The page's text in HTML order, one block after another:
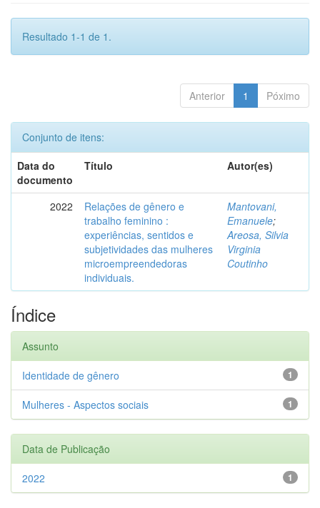
Resultado 1-1 de 1.
Anterior 1 Póximo
Conjunto de itens:
Data do
documento
Título Autor(es)
2022
Relações de gênero e
trabalho feminino :
experiências, sentidos e
subjetividades das mulheres
microempreendedoras
individuais.
Mantovani,
Emanuele;
Areosa, Silvia
Virginia
Coutinho
Índice
Assunto
1
Identidade de gênero
1
Mulheres - Aspectos sociais
Data de Publicação
1
2022